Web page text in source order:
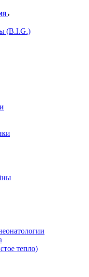
(B.I.G.)
тепло)